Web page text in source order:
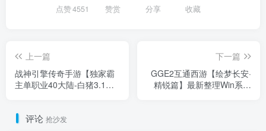
点赞4551 赞赏 分享 收藏
上一篇
战神引擎传奇手游【独家霸
主单职业40大陆-白猪3.1】
品后台+详细搭建教程
下一篇
GGE2互通西游【绘梦长安·
精锐篇】最新整理Win系服
评论 抢沙发